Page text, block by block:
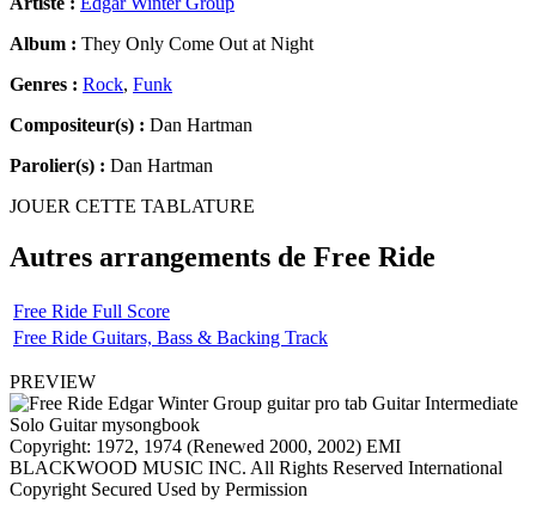
Album : They Only Come Out at Night
Genres : Rock, Funk
Compositeur(s) : Dan Hartman
Parolier(s) : Dan Hartman
JOUER CETTE TABLATURE
Autres arrangements de Free Ride
Free Ride Full Score
Free Ride Guitars, Bass & Backing Track
PREVIEW
Copyright: 1972, 1974 (Renewed 2000, 2002) EMI
BLACKWOOD MUSIC INC. All Rights Reserved International
Copyright Secured Used by Permission